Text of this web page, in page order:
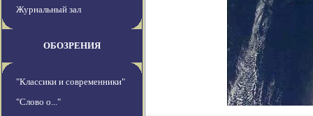
Журнальный зал
ОБОЗРЕНИЯ
"Классики и современники"
"Слово о..."